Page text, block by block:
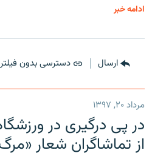
ادامه خبر
ارسال دسترسی بدون
مرداد ۲۰, ۱۳۹۷
در پی درگیری در
از تماشاگران شعار